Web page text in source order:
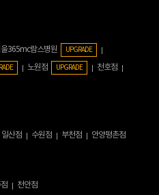
365mc람스병원 UPGRADE
노원점 UPGRADE
천호점
일산점 수원점 부천점 안양평촌점
천안점